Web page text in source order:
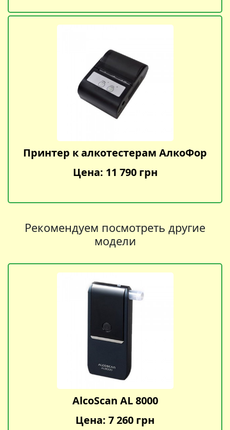
Принтер к алкотестерам АлкоФор
Цена: 11 790 грн
Рекомендуем посмотреть другие
модели
AlcoScan AL 8000
Цена: 7 260 грн